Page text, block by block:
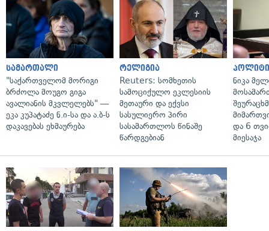
სამართალი
"საქართველომ მორიგი
ბრძოლა მოუგო გიგა
ავალიანის მკვლელებს" —
ეკა კუპატაძე ნ.ი-სა და ა.ბ-ს
დაკავებას ეხმაურება
რელიგია
Reuters: სომხეთის
სამოციქულო ეკლესიის
მეთაური და ექვსი
სასულიერო პირი
სასამართლოს წინაშე
წარდგებიან
ნიკა
და 6
მიესაჯა